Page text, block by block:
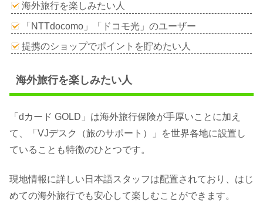
海外旅行を楽しみたい人
「NTTdocomo」「ドコモ光」のユーザー
提携のショップでポイントを貯めたい人
海外旅行を楽しみたい人
「dカード GOLD」は海外旅行保険が手厚いことに加え
て、「VJデスク（旅のサポート）」を世界各地に設置し
ていることも特徴のひとつです。
現地情報に詳しい日本語スタッフは配置されており、はじ
めての海外旅行でも安心して楽しむことができます。